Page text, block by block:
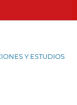
Y ESTUDIOS